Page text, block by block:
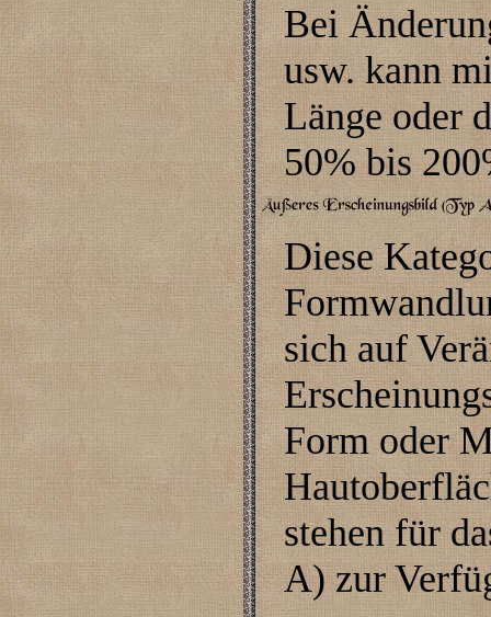
Bei
usw. kann
Länge oder
50% bis
Diese
sich auf
Form oder
stehen für
A) zur